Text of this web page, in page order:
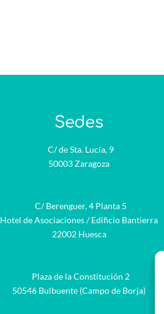
Sedes
C/ de Sta. Lucía, 9
50003 Zaragoza
C/ Berenguer, 4 Planta 5
Hotel de Asociaciones / Edificio Bantierra
22002 Huesca
Plaza de la Constitución 2
50546 Bulbuente (Campo de Borja)